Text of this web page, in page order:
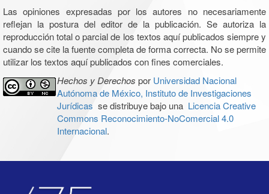
Las opiniones expresadas por los autores no necesariamente
reflejan la postura del editor de la publicación. Se autoriza la
reproducción total o parcial de los textos aquí publicados siempre y
cuando se cite la fuente completa de forma correcta. No se permite
utilizar los textos aquí publicados con fines comerciales.
Hechos y Derechos por Universidad Nacional
Autónoma de México, Instituto de Investigaciones
Jurídicas se distribuye bajo una Licencia Creative
Commons Reconocimiento-NoComercial 4.0
Internacional.